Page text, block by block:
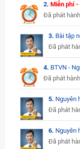
2.Miễn phí -
Đã phát
3. Bài tập
Đã phát
4. BTVN -
Đã phát
5. Nguyên
Đã phát
6. Nguyên
Đã phát